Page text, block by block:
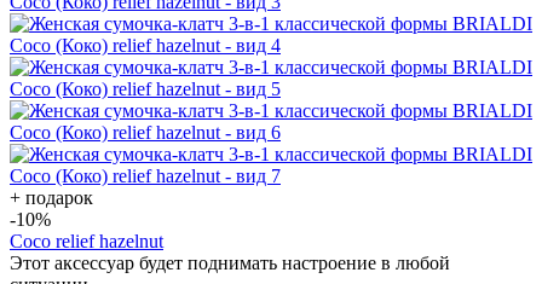
+ подарок
-10%
Coco relief hazelnut
Этот аксессуар будет поднимать настроение в любой